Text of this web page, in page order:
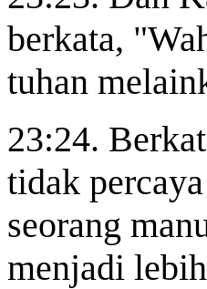
berkata,
tuhan
23:24.
tidak
seorang
menjadi